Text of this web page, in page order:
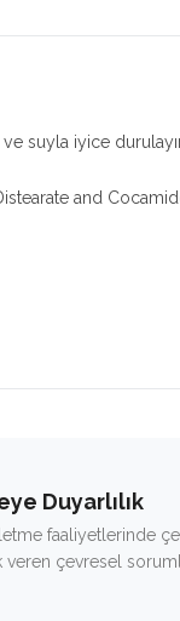
suyla iyice
and
Duyarlılık
faaliyetlerinde
çevresel